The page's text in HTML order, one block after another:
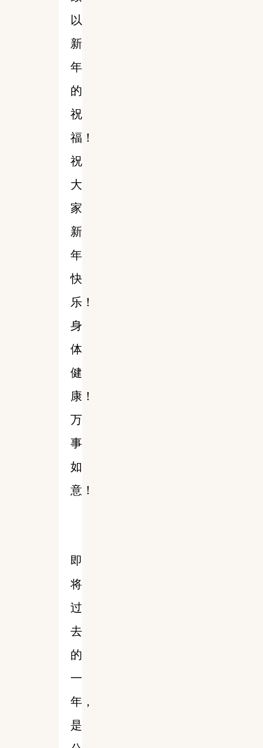
以
新
年
的
祝
福！
祝
大
家
新
年
快
乐！
身
体
健
康！
万
事
如
意！
即
将
过
去
的
一
年，
是